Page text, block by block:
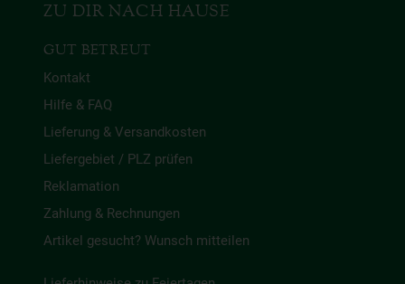
ZU DIR NACH HAUSE
GUT BETREUT
Kontakt
Hilfe & FAQ
Lieferung & Versandkosten
Liefergebiet / PLZ prüfen
Reklamation
Zahlung & Rechnungen
Artikel gesucht? Wunsch mitteilen